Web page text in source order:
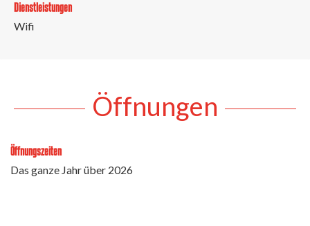
Dienstleistungen
Wifi
Öffnungen
Öffnungszeiten
Das ganze Jahr über 2026